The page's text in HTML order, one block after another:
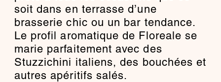
soit dans en terrasse d’une
brasserie chic ou un bar tendance.
Le profil aromatique de Floreale se
marie parfaitement avec des
Stuzzichini italiens, des bouchées et
autres apéritifs salés.